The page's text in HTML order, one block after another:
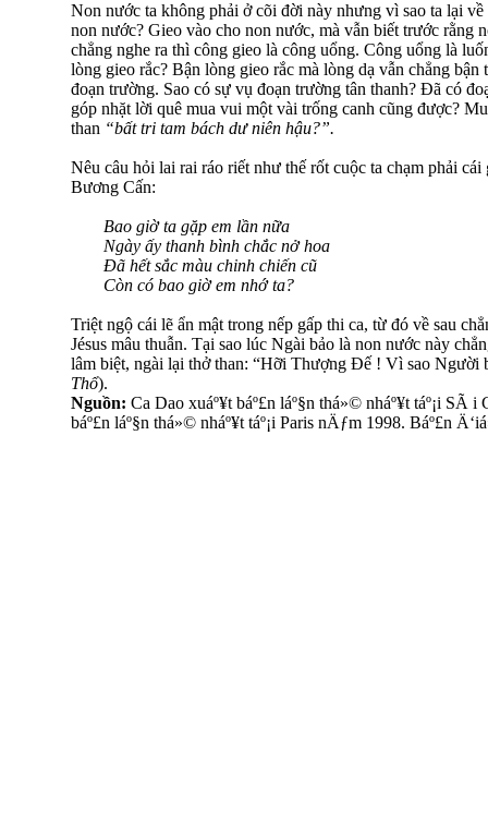
Non nước ta không phải ở cõi đời này nhưng vì sao ta lại
non nước? Gieo vào cho non nước, mà vẫn biết trước rằng
chẳng nghe ra thì công gieo là công uổng. Công uổng là
lòng gieo rắc? Bận lòng gieo rắc mà lòng dạ vẫn chẳng bận
đoạn trường. Sao có sự vụ đoạn trường tân thanh? Đã có
góp nhặt lời quê mua vui một vài trống canh cũng được?
than “bất tri tam bách dư niên hậu?”.
Nêu câu hỏi lai rai ráo riết như thế rốt cuộc ta chạm phải
Bương Cấn:
Bao giờ ta gặp em lần nữa
Ngày ấy thanh bình chắc nở hoa
Đã hết sắc màu chinh chiến cũ
Còn có bao giờ em nhớ ta?
Triệt ngộ cái lẽ ẩn mật trong nếp gấp thi ca, từ đó về sau
Jésus mâu thuẫn. Tại sao lúc Ngài bảo là non nước này
lâm biệt, ngài lại thở than: “Hỡi Thượng Đế ! Vì sao Người
Thổ).
Nguồn: Ca Dao xuáº¥t báº£n láº§n thá»© nháº¥t táº¡i SÃ
báº£n láº§n thá»© nháº¥t táº¡i Paris nÄƒm 1998. Báº£n